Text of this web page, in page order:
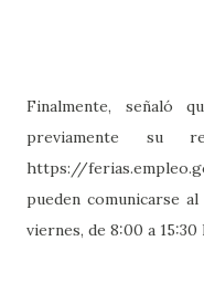
Finalmente, señaló
previamente su
https://
pueden comunicarse
viernes, de 8:00 a 15:30